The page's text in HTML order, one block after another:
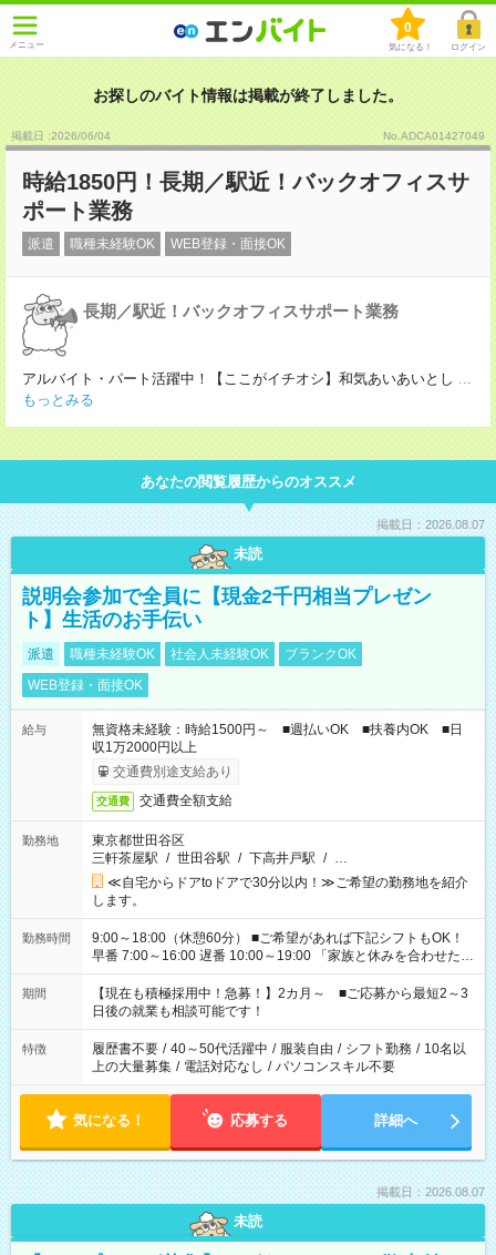
メニュー
0
気になる！ ログイン
お探しのバイト情報は掲載が終了しました。
掲載日 :2026/06/04 No.ADCA01427049
時給1850円！長期／駅近！バックオフィスサ
ポート業務
派遣 職種未経験OK WEB登録・面接OK
長期／駅近！バックオフィスサポート業務
アルバイト・パート活躍中！【ここがイチオシ】和気あいあいとし ...
もっとみる
あなたの閲覧履歴からのオススメ
掲載日：2026.08.07
未読
説明会参加で全員に【現金2千円相当プレゼン
ト】生活のお手伝い
派遣 職種未経験OK 社会人未経験OK
ブランクOK
WEB登録・面接OK
給与
無資格未経験：時給1500円～ ■週払いOK ■扶養内OK ■日
収1万2000円以上
交通費別途支給あり
交通費 交通費全額支給
勤務地
東京都世田谷区
三軒茶屋駅 / 世田谷駅 / 下高井戸駅 / …
≪自宅からドアtoドアで30分以内！≫ご希望の勤務地を紹介
します。
勤務時間
9:00～18:00（休憩60分） ■ご希望があれば下記シフトもOK！
早番 7:00～16:00 遅番 10:00～19:00 「家族と休みを合わせた
い」 「余裕を持って夕飯の準備がしたい」 「できれば残業はし
たくない」 など、ご希望を教えてくださいね。 ※Wワーク希望
の方へ 今ご覧のお仕事で希望する勤務時間と、もう1つのお仕事
の勤務時間。 合計で週40時間を超える場合は応募できません。
期間
【現在も積極採用中！急募！】2カ月～ ■ご応募から最短2～3
日後の就業も相談可能です！
特徴 履歴書不要 / 40～50代活躍中 / 服装自由 / シフト勤務 / 10名以
上の大量募集 / 電話対応なし / パソコンスキル不要
気になる！ 応募する 詳細へ
掲載日：2026.08.07
未読